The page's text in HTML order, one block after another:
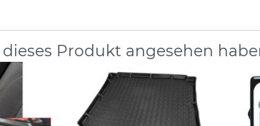
Produkt angesehen